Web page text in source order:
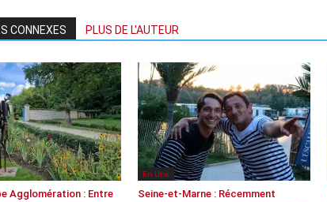
CONNEXES PLUS DE L'AUTEUR
Agglomération : Entre
En Une
Seine-et-Marne : Récemment